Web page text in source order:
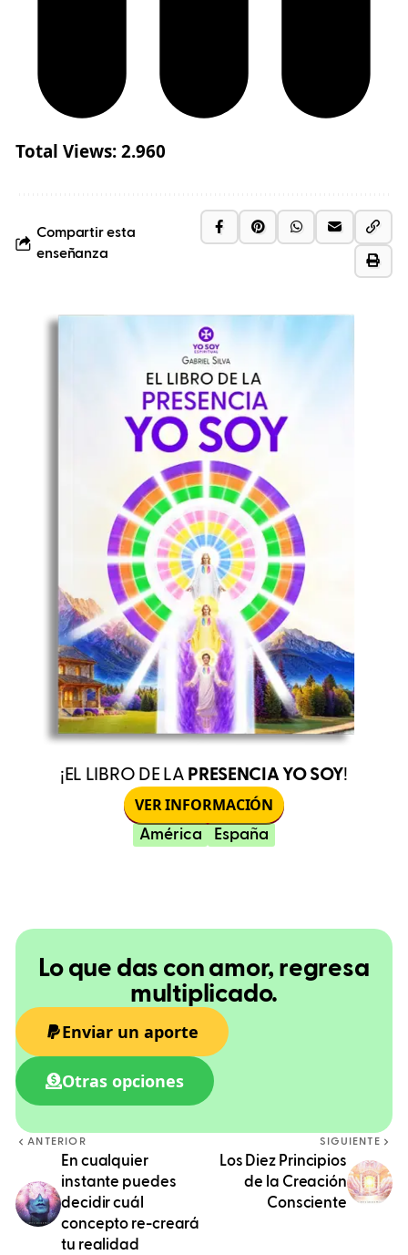
Total Views:2.960
Compartir esta
enseñanza
¡EL LIBRO DE LA PRESENCIA YO SOY!
VER INFORMACIÓN
América España
Lo que das con amor, regresa
multiplicado.
Enviar un aporte
Otras opciones
ANTERIOR
En cualquier
instante puedes
decidir cuál
concepto re-creará
tu realidad
SIGUIENTE
Los Diez Principios
de la Creación
Consciente